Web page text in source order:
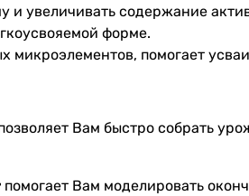
увеличивать содержание
форме.
помогает
Вам быстро собрать
помогает Вам моделировать